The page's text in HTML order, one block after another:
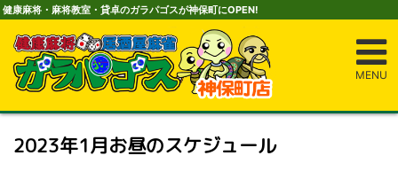
健康麻将・麻将教室・貸卓のガラパゴスが神保町にOPEN!
MENU
2023年1月お昼のスケジュール